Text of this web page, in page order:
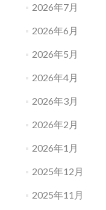
2026年7月
2026年6月
2026年5月
2026年4月
2026年3月
2026年2月
2026年1月
2025年12月
2025年11月